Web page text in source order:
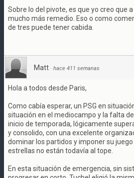
Sobre lo del pivote, es que yo creo que
mucho más remedio. Eso o como
de tres puede tener cabida.
Matt · hace 411 semanas
Hola a todos desde Paris,
Como cabía esperar, un PSG en
situación en el mediocampo y la falta
inicio de temporada, lógicamente
y consolido, con una excelente
dominar los partidos y imponer su
estrellas no están todavía al tope.
En esta situación de emergencia, sin